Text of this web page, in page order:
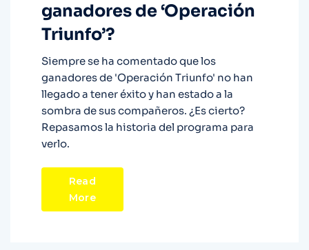
ganadores de ‘Operación
Triunfo’?
Siempre se ha comentado que los
ganadores de 'Operación Triunfo' no han
llegado a tener éxito y han estado a la
sombra de sus compañeros. ¿Es cierto?
Repasamos la historia del programa para
verlo.
Read
More